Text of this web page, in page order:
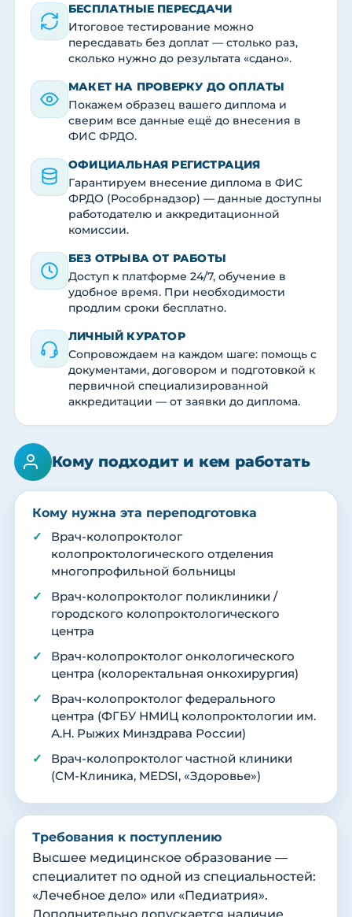
БЕСПЛАТНЫЕ ПЕРЕСДАЧИ
Итоговое тестирование можно
пересдавать без доплат — столько раз,
сколько нужно до результата «сдано».
МАКЕТ НА ПРОВЕРКУ ДО ОПЛАТЫ
Покажем образец вашего диплома и
сверим все данные ещё до внесения в
ФИС ФРДО.
ОФИЦИАЛЬНАЯ РЕГИСТРАЦИЯ
Гарантируем внесение диплома в ФИС
ФРДО (Рособрнадзор) — данные доступны
работодателю и аккредитационной
комиссии.
БЕЗ ОТРЫВА ОТ РАБОТЫ
Доступ к платформе 24/7, обучение в
удобное время. При необходимости
продлим сроки бесплатно.
ЛИЧНЫЙ КУРАТОР
Сопровождаем на каждом шаге: помощь с
документами, договором и подготовкой к
первичной специализированной
аккредитации — от заявки до диплома.
Кому подходит и кем работать
Кому нужна эта переподготовка
Врач-колопроктолог
колопроктологического отделения
многопрофильной больницы
Врач-колопроктолог поликлиники /
городского колопроктологического
центра
Врач-колопроктолог онкологического
центра (колоректальная онкохирургия)
Врач-колопроктолог федерального
центра (ФГБУ НМИЦ колопроктологии им.
А.Н. Рыжих Минздрава России)
Врач-колопроктолог частной клиники
(СМ-Клиника, MEDSI, «Здоровье»)
Требования к поступлению
Высшее медицинское образование —
специалитет по одной из специальностей:
«Лечебное дело» или «Педиатрия».